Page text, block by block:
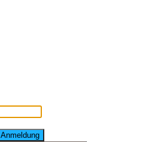
Anmeldung